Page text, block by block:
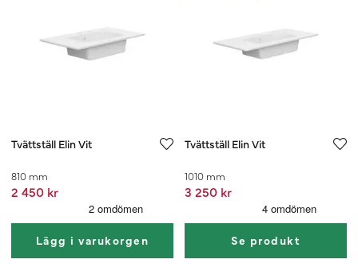
Tvättställ Elin Vit
810 mm
2 450 kr
Lägg i varukorgen
Tvättställ Elin Vit
1010 mm
3 250 kr
Se produkt